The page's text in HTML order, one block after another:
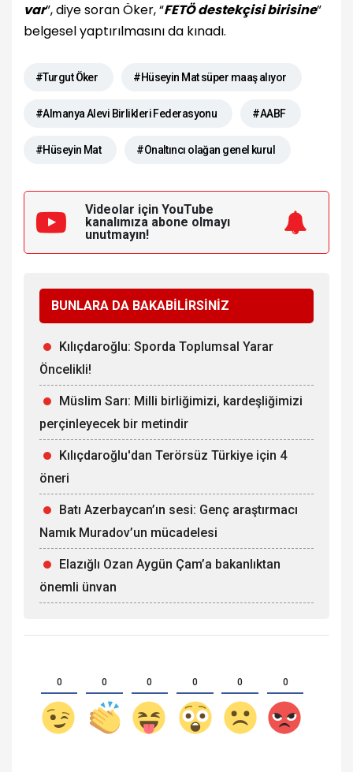
var”, diye soran Öker, “FETÖ destekçisi birisine”
belgesel yaptırılmasını da kınadı.
#Turgut Öker #Hüseyin Mat süper maaş alıyor
#Almanya Alevi Birlikleri Federasyonu #AABF
#Hüseyin Mat #Onaltıncı olağan genel kurul
Videolar için YouTube
kanalımıza abone olmayı
unutmayın!
BUNLARA DA BAKABİLİRSİNİZ
Kılıçdaroğlu: Sporda Toplumsal Yarar
Öncelikli!
Müslim Sarı: Milli birliğimizi, kardeşliğimizi
perçinleyecek bir metindir
Kılıçdaroğlu'dan Terörsüz Türkiye için 4
öneri
Batı Azerbaycan’ın sesi: Genç araştırmacı
Namık Muradov’un mücadelesi
Elazığlı Ozan Aygün Çam’a bakanlıktan
önemli ünvan
0 0 0 0 0 0